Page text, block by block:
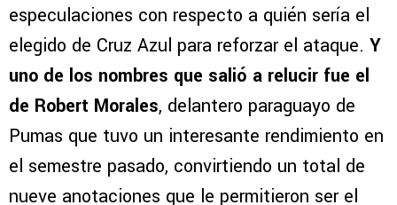
especulaciones con respecto a quién sería el
elegido de Cruz Azul para reforzar el ataque. Y
uno de los nombres que salió a relucir fue el
de Robert Morales, delantero paraguayo de
Pumas que tuvo un interesante rendimiento en
el semestre pasado, convirtiendo un total de
nueve anotaciones que le permitieron ser el